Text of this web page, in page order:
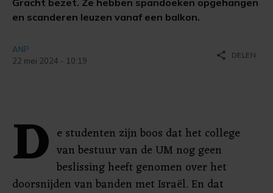
Gracht bezet. Ze hebben spandoeken opgehangen
en scanderen leuzen vanaf een balkon.
ANP
22 mei 2024 - 10:19
share DELEN
D e studenten zijn boos dat het college
van bestuur van de UM nog geen
beslissing heeft genomen over het
doorsnijden van banden met Israël. En dat